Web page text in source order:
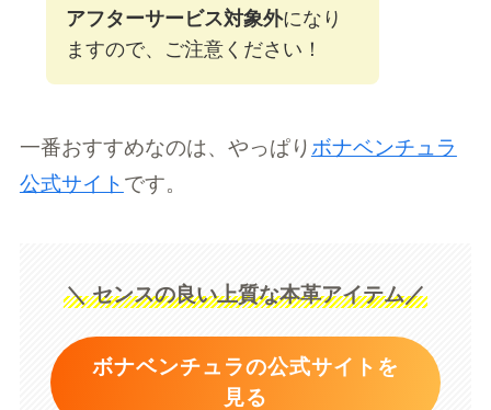
アフターサービス対象外になり
ますので、ご注意ください！
一番おすすめなのは、やっぱり ボナベンチュラ
公式サイト です。
＼ センスの良い上質な本革アイテム／
ボナベンチュラの公式サイトを
見る